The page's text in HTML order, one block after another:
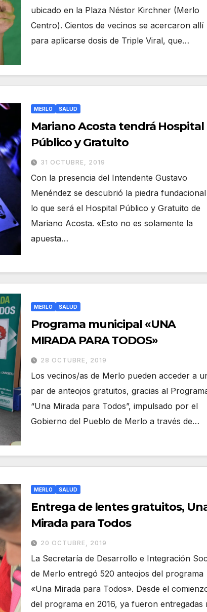
ubicado en la Plaza Néstor Kirchner (Merlo
Centro). Cientos de vecinos se acercaron allí
para aplicarse dosis de Triple Viral, que…
MERLO SALUD
Mariano Acosta tendrá Hospital
Público y Gratuito
31 OCTUBRE, 2019
Con la presencia del Intendente Gustavo
Menéndez se descubrió la piedra fundacional
lo que será el Hospital Público y Gratuito de
Mariano Acosta. «Esto no es solamente la
apuesta…
MERLO SALUD
Programa municipal «UNA
MIRADA PARA TODOS»
28 OCTUBRE, 2019
Los vecinos/as de Merlo pueden acceder a
par de anteojos gratuitos, gracias al
“Una Mirada para Todos”, impulsado por el
Gobierno del Pueblo de Merlo a través de…
MERLO SALUD
Entrega de lentes gratuitos,
Mirada para Todos
20 OCTUBRE, 2019
La Secretaría de Desarrollo e Integración
de Merlo entregó 520 anteojos del programa
«Una Mirada para Todos». Desde el
del programa en 2016, ya fueron entregadas